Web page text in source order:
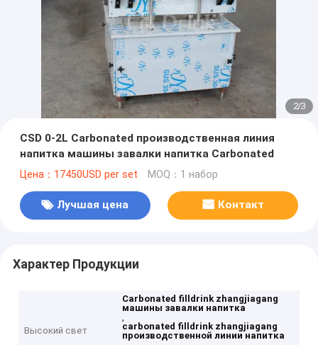
2/3
CSD 0-2L Carbonated производственная линия
напитка машины завалки напитка Carbonated
Цена：17450USD per set MOQ：1 набор
Лучшая цена Контакт
Характер Продукции
Высокий свет
Carbonated filldrink zhangjiagang
машины завалки напитка
,
carbonated filldrink zhangjiagang
производственной линии напитка